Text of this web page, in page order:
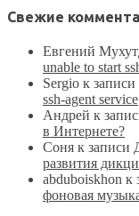
Свежие
Евгений
unable to start
Sergio к записи
ssh-agent service
Андрей к
в Интернете?
Соня к записи
развития
аbduboiskhon к
фоновая